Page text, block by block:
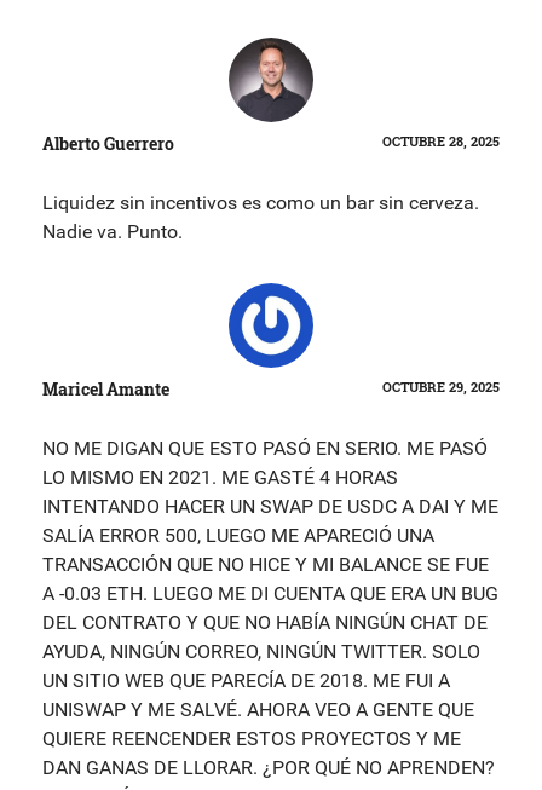
Alberto Guerrero OCTUBRE 28, 2025
Liquidez sin incentivos es como un bar sin cerveza.
Nadie va. Punto.
Maricel Amante OCTUBRE 29, 2025
NO ME DIGAN QUE ESTO PASÓ EN SERIO. ME PASÓ
LO MISMO EN 2021. ME GASTÉ 4 HORAS
INTENTANDO HACER UN SWAP DE USDC A DAI Y ME
SALÍA ERROR 500, LUEGO ME APARECIÓ UNA
TRANSACCIÓN QUE NO HICE Y MI BALANCE SE FUE
A -0.03 ETH. LUEGO ME DI CUENTA QUE ERA UN BUG
DEL CONTRATO Y QUE NO HABÍA NINGÚN CHAT DE
AYUDA, NINGÚN CORREO, NINGÚN TWITTER. SOLO
UN SITIO WEB QUE PARECÍA DE 2018. ME FUI A
UNISWAP Y ME SALVÉ. AHORA VEO A GENTE QUE
QUIERE REENCENDER ESTOS PROYECTOS Y ME
DAN GANAS DE LLORAR. ¿POR QUÉ NO APRENDEN?